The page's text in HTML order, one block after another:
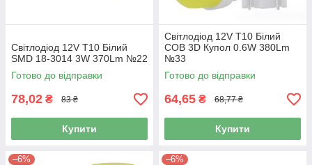
Світлодіод 12V Т10 Білий
SMD 18-3014 3W 370Lm №22
Готово до відправки
78,02 ₴ 83 ₴
Купити
Світлодіод 12V Т10 Білий
COB 3D Купол 0.6W 380Lm
№33
Готово до відправки
64,65 ₴ 68,77 ₴
Купити
–6% –6%